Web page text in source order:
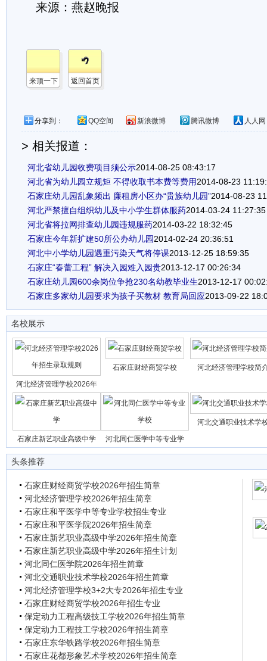
来源：燕赵晚报
来顶一下 返回首页
分享到： QQ空间 新浪微博 腾讯微博 人人网
> 相关报道：
河北省幼儿园收费项目须公示2014-08-25 08:43:17
河北省为幼儿园立规矩 不得收取书本费等费用2014-08-23
石家庄幼儿园乱象频出 廉租房小区办“贵族幼儿园”2014-08-23
河北严禁擅自组织幼儿及中小学生群体服药2014-03-24 11:27:35
河北省将拉网排查幼儿园违规服药2014-03-22 18:32:45
石家庄今年新扩建50所公办幼儿园2014-02-24 20:36:51
河北中小学幼儿园遇重污染天气将停课2013-12-25 18:59:35
石家庄“春蕾工程” 解决入园难入园贵2013-12-17 00:26:34
石家庄幼儿园600余岗位争抢230名幼教毕业生2013-12-17
石家庄多家幼儿园要求为孩子买教材 教育局回应2013-09-22
名校展示
河北经济管理学校2026年
石家庄财经商贸学校 河北经济管理学校简
石家庄新艺职业高级中学 河北同仁医学中等专业学
河北交通职业技术学
头条推荐
石家庄财经商贸学校2026年招生简章
河北经济管理学校2026年招生简章
石家庄和平医学中等专业学校招生专业
石家庄和平医学院2026年招生简章
石家庄新艺职业高级中学2026年招生简章
石家庄新艺职业高级中学2026年招生计划
河北同仁医学院2026年招生简章
河北交通职业技术学校2026年招生简章
河北经济管理学校3+2大专2026年招生专业
石家庄财经商贸学校2026年招生专业
保定动力工程高级技工学校2026年招生简章
保定动力工程技工学校2026年招生简章
石家庄东华铁路学校2026年招生简章
石家庄花都形象艺术学校2026年招生简章